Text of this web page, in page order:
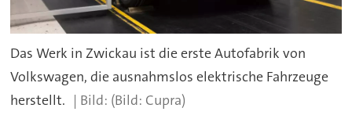
Das Werk in Zwickau ist die erste Autofabrik von
Volkswagen, die ausnahmslos elektrische Fahrzeuge
herstellt.
(Bild: Cupra)